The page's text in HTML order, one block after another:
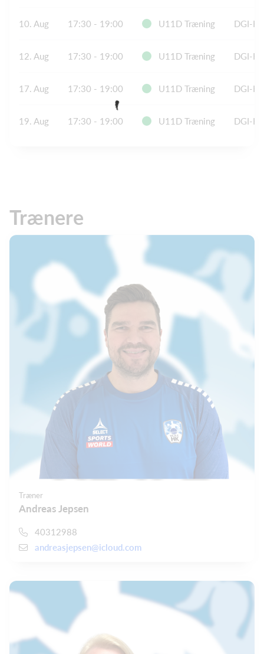
10. Aug 17:30 - 19:00 U11D Træning DGI-
12. Aug 17:30 - 19:00 U11D Træning DGI-
17. Aug 17:30 - 19:00 U11D Træning DGI-
19. Aug 17:30 - 19:00 U11D Træning DGI-
Trænere
Træner
Andreas Jepsen
40312988
andreasjepsen@icloud.com